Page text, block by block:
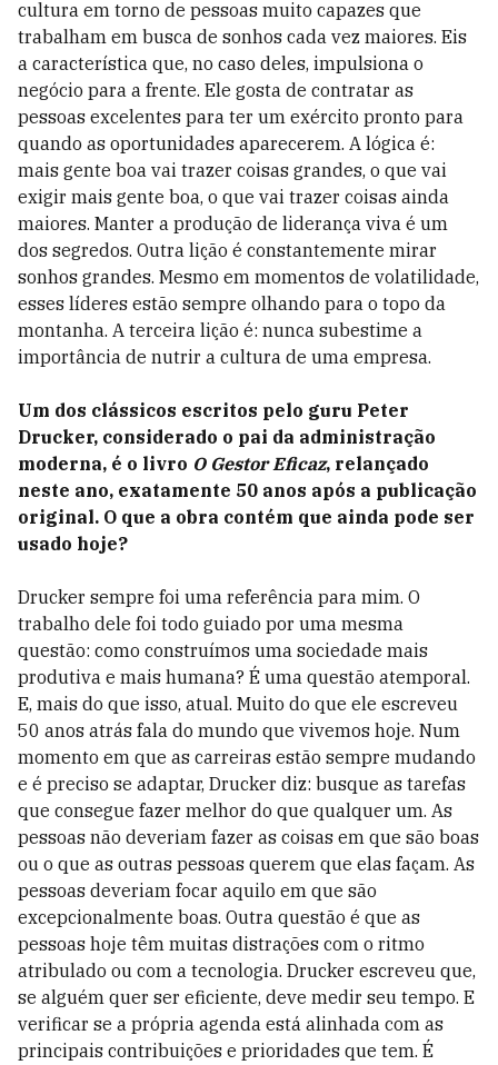
cultura em torno de pessoas muito capazes que
trabalham em busca de sonhos cada vez maiores. Eis
a característica que, no caso deles, impulsiona o
negócio para a frente. Ele gosta de contratar as
pessoas excelentes para ter um exército pronto para
quando as oportunidades aparecerem. A lógica é:
mais gente boa vai trazer coisas grandes, o que vai
exigir mais gente boa, o que vai trazer coisas ainda
maiores. Manter a produção de liderança viva é um
dos segredos. Outra lição é constantemente mirar
sonhos grandes. Mesmo em momentos de volatilidade,
esses líderes estão sempre olhando para o topo da
montanha. A terceira lição é: nunca subestime a
importância de nutrir a cultura de uma empresa.
Um dos clássicos escritos pelo guru Peter
Drucker, considerado o pai da administração
moderna, é o livro O Gestor Eficaz, relançado
neste ano, exatamente 50 anos após a publicação
original. O que a obra contém que ainda pode ser
usado hoje?
Drucker sempre foi uma referência para mim. O
trabalho dele foi todo guiado por uma mesma
questão: como construímos uma sociedade mais
produtiva e mais humana? É uma questão atemporal.
E, mais do que isso, atual. Muito do que ele escreveu
50 anos atrás fala do mundo que vivemos hoje. Num
momento em que as carreiras estão sempre mudando
e é preciso se adaptar, Drucker diz: busque as tarefas
que consegue fazer melhor do que qualquer um. As
pessoas não deveriam fazer as coisas em que são boas
ou o que as outras pessoas querem que elas façam. As
pessoas deveriam focar aquilo em que são
excepcionalmente boas. Outra questão é que as
pessoas hoje têm muitas distrações com o ritmo
atribulado ou com a tecnologia. Drucker escreveu que,
se alguém quer ser eficiente, deve medir seu tempo. E
verificar se a própria agenda está alinhada com as
principais contribuições e prioridades que tem. É